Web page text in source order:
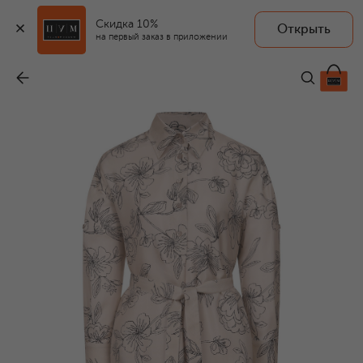
Скидка 10%
на первый заказ в приложении
Открыть
79 950 ₽